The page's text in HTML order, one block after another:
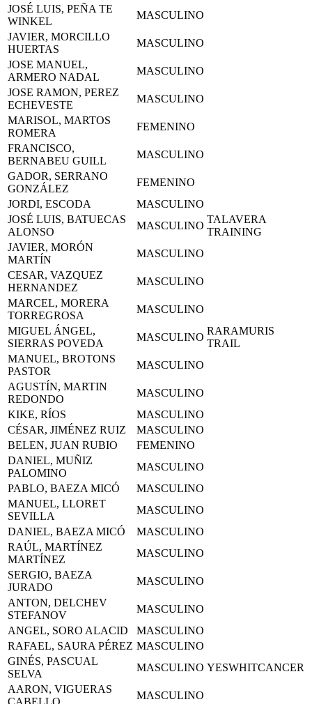
JOSÉ LUIS, PEÑA TE
WINKEL
MASCULINO
JAVIER, MORCILLO
HUERTAS
MASCULINO
JOSE MANUEL,
ARMERO NADAL
MASCULINO
JOSE RAMON, PEREZ
ECHEVESTE
MASCULINO
MARISOL, MARTOS
ROMERA
FEMENINO
FRANCISCO,
BERNABEU GUILL
MASCULINO
GADOR, SERRANO
GONZÁLEZ
FEMENINO
JORDI, ESCODA
MASCULINO
JOSÉ LUIS, BATUECAS
ALONSO
MASCULINO
TALAVERA
TRAINING
JAVIER, MORÓN
MARTÍN
MASCULINO
CESAR, VAZQUEZ
HERNANDEZ
MASCULINO
MARCEL, MORERA
TORREGROSA
MASCULINO
MIGUEL ÁNGEL,
SIERRAS POVEDA
MASCULINO
RARAMURIS
TRAIL
MANUEL, BROTONS
PASTOR
MASCULINO
AGUSTÍN, MARTIN
REDONDO
MASCULINO
KIKE, RÍOS
MASCULINO
CÉSAR, JIMÉNEZ RUIZ
MASCULINO
BELEN, JUAN RUBIO
FEMENINO
DANIEL, MUÑIZ
PALOMINO
MASCULINO
PABLO, BAEZA MICÓ
MASCULINO
MANUEL, LLORET
SEVILLA
MASCULINO
DANIEL, BAEZA MICÓ
MASCULINO
RAÚL, MARTÍNEZ
MARTÍNEZ
MASCULINO
SERGIO, BAEZA
JURADO
MASCULINO
ANTON, DELCHEV
STEFANOV
MASCULINO
ANGEL, SORO ALACID
MASCULINO
RAFAEL, SAURA PÉREZ MASCULINO
GINÉS, PASCUAL
SELVA
MASCULINO YESWHITCANCER
AARON, VIGUERAS
CABELLO
MASCULINO